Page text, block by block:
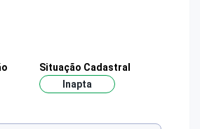
Situação Cadastral
Inapta